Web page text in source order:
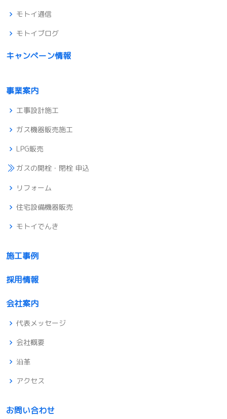
モトイ通信
モトイブログ
キャンペーン情報
事業案内
工事設計施工
ガス機器販売施工
LPG販売
ガスの開栓・閉栓 申込
リフォーム
住宅設備機器販売
モトイでんき
施工事例
採用情報
会社案内
代表メッセージ
会社概要
沿革
アクセス
お問い合わせ